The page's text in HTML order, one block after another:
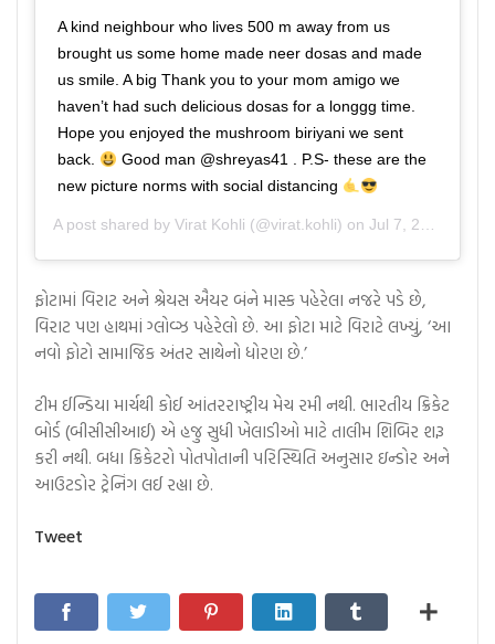
A kind neighbour who lives 500 m away from us
brought us some home made neer dosas and made
us smile. A big Thank you to your mom amigo we
haven’t had such delicious dosas for a longgg time.
Hope you enjoyed the mushroom biriyani we sent
back.
Good man @shreyas41 . P.S- these are the
new picture norms with social distancing
A post shared by Virat Kohli (@virat.kohli) on Jul 7, 2020 at 10:10pm PDT
ફોટામાં વિરાટ અને શ્રેયસ ઐયર બંને માસ્ક પહેરેલા નજરે પડે છે,
વિરાટ પણ હાથમાં ગ્લોવ્ઝ પહેરેલો છે. આ ફોટા માટે વિરાટે લખ્યું, ‘આ
નવો ફોટો સામાજિક અંતર સાથેનો ધોરણ છે.’
ટીમ ઈન્ડિયા માર્ચથી કોઈ આંતરરાષ્ટ્રીય મેચ રમી નથી. ભારતીય ક્રિકેટ
બોર્ડ (બીસીસીઆઈ) એ હજુ સુધી ખેલાડીઓ માટે તાલીમ શિબિર શરૂ
કરી નથી. બધા ક્રિકેટરો પોતપોતાની પરિસ્થિતિ અનુસાર ઇન્ડોર અને
આઉટડોર ટ્રેનિંગ લઈ રહ્યા છે.
Tweet